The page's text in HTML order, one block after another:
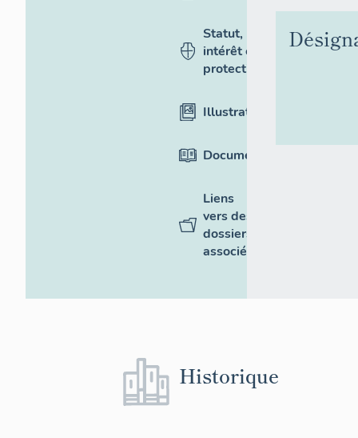
Statut,
intérêt et
protection
Illustrations
Documentation
Liens
vers des
dossiers
associés
Historique